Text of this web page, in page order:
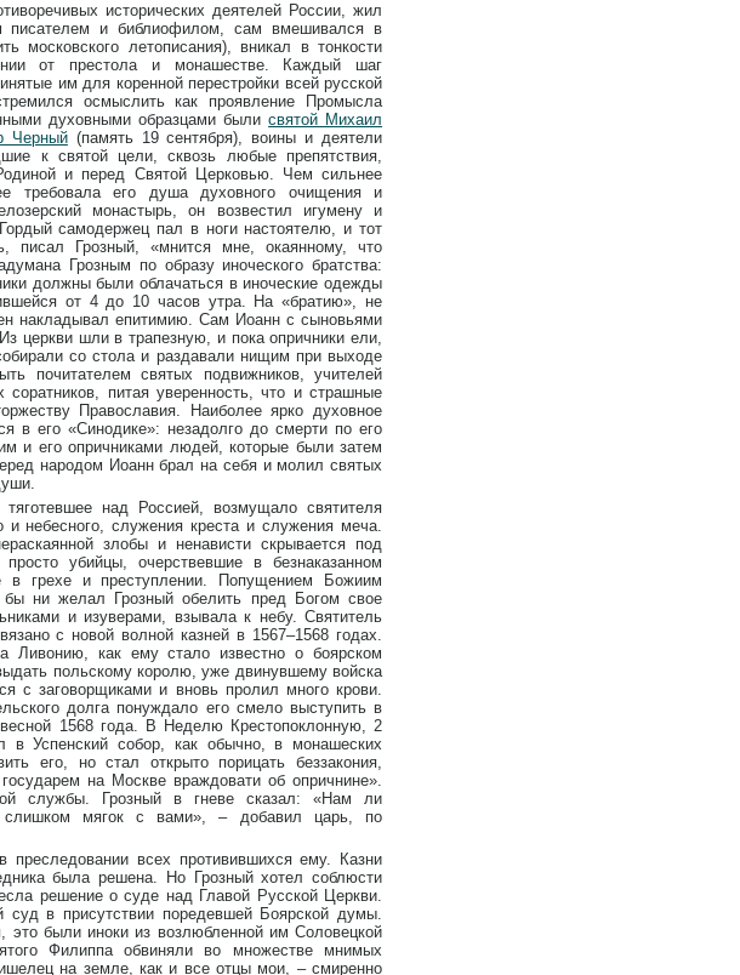
исторических деятелей России, жил
писателем и библиофилом, сам вмешивался в
московского летописания), вникал в тонкости
от престола и монашестве. Каждый шаг
им для коренной перестройки всей русской
осмыслить как проявление Промысла
духовными образцами былисвятой Михаил
Черный(память 19 сентября), воины и деятели
к святой цели, сквозь любые препятствия,
и перед Святой Церковью. Чем сильнее
требовала его душа духовного очищения и
монастырь, он возвестил игумену и
самодержец пал в ноги настоятелю, и тот
писал Грозный, «мнится мне, окаянному, что
Грозным по образу иноческого братства:
должны были облачаться в иноческие одежды
от 4 до 10 часов утра. На «братию», не
накладывал епитимию. Сам Иоанн с сыновьями
церкви шли в трапезную, и пока опричники ели,
со стола и раздавали нищим при выходе
почитателем святых подвижников, учителей
питая уверенность, что и страшные
Православия. Наиболее ярко духовное
в его «Синодике»: незадолго до смерти по его
и его опричниками людей, которые были затем
народом Иоанн брал на себя и молил святых
над Россией, возмущало святителя
небесного, служения креста и служения меча.
злобы и ненависти скрывается под
убийцы, очерствевшие в безнаказанном
в грехе и преступлении. Попущением Божиим
бы ни желал Грозный обелить пред Богом свое
и изуверами, взывала к небу. Святитель
с новой волной казней в 1567–1568 годах.
как ему стало известно о боярском
польскому королю, уже двинувшему войска
с заговорщиками и вновь пролил много крови.
долга понуждало его смело выступить в
1568 года. В Неделю Крестопоклонную, 2
в Успенский собор, как обычно, в монашеских
его, но стал открыто порицать беззакония,
на Москве враждовати об опричнине».
службы. Грозный в гневе сказал: «Нам ли
мягок с вами», – добавил царь, по
всех противившихся ему. Казни
была решена. Но Грозный хотел соблюсти
решение о суде над Главой Русской Церкви.
в присутствии поредевшей Боярской думы.
это были иноки из возлюбленной им Соловецкой
Филиппа обвиняли во множестве мнимых
на земле, как и все отцы мои, – смиренно